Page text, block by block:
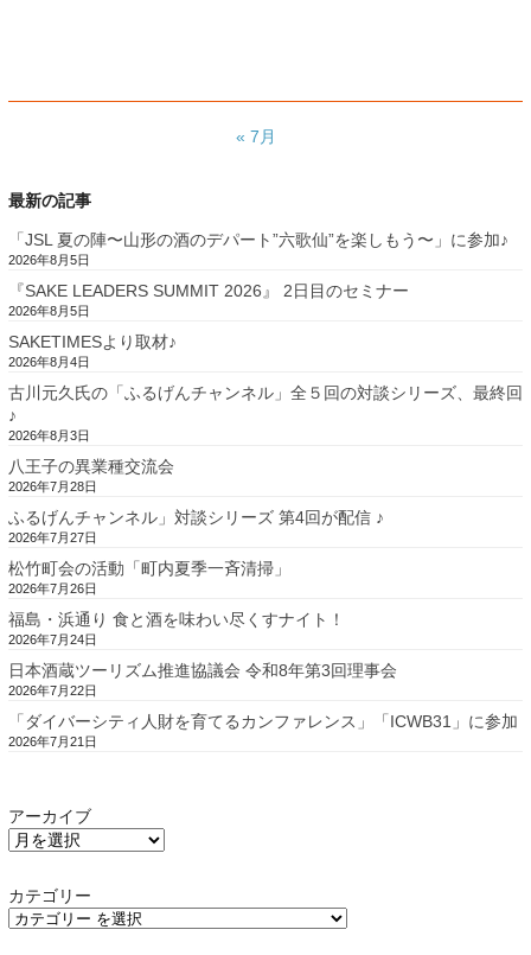
« 7月
最新の記事
「JSL 夏の陣〜山形の酒のデパート”六歌仙”を楽しもう〜」に参加♪
2026年8月5日
『SAKE LEADERS SUMMIT 2026』 2日目のセミナー
2026年8月5日
SAKETIMESより取材♪
2026年8月4日
古川元久氏の「ふるげんチャンネル」全５回の対談シリーズ、最終回
♪
2026年8月3日
八王子の異業種交流会
2026年7月28日
ふるげんチャンネル」対談シリーズ 第4回が配信 ♪
2026年7月27日
松竹町会の活動「町内夏季一斉清掃」
2026年7月26日
福島・浜通り 食と酒を味わい尽くすナイト！
2026年7月24日
日本酒蔵ツーリズム推進協議会 令和8年第3回理事会
2026年7月22日
「ダイバーシティ人財を育てるカンファレンス」「ICWB31」に参加
2026年7月21日
アーカイブ
カテゴリー